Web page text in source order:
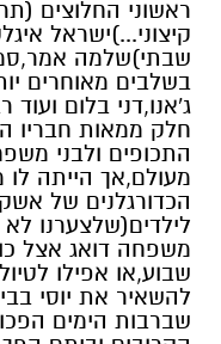
ראשוני החלוצים
קיצוני...)ישראל
שבתי)שלמה
בשלבים מאוחרים
ג'אנו,דני בלום
חלק ממאות חבריו
התכופים ולבני
מעולם,אך הייתה
הכדורגלנים של
לילדים(שלצערנו
משפחה דואג אצל
שבוע,או אפילו
להשאיר את יוסי
שברבות הימים הפכו